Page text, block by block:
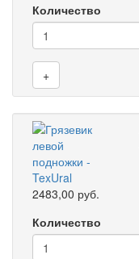
Количество
+
2483,00 руб.
Количество